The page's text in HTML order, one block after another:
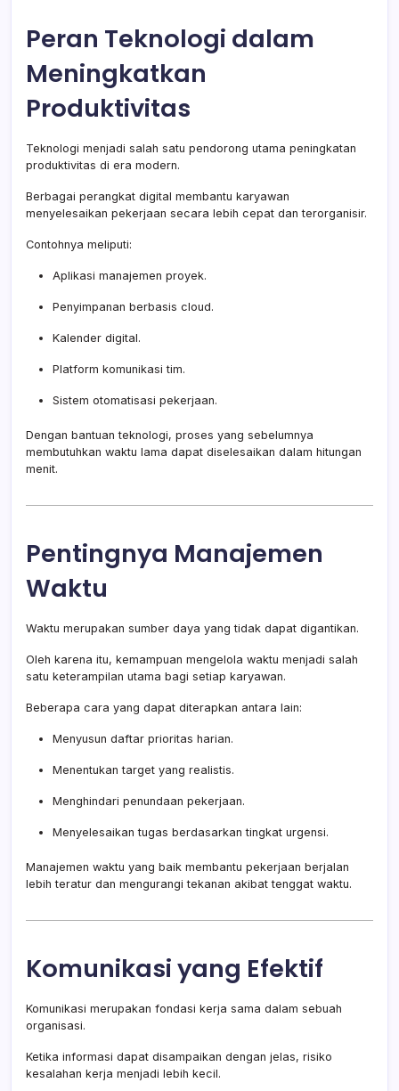
Peran Teknologi dalam
Meningkatkan
Produktivitas
Teknologi menjadi salah satu pendorong utama peningkatan
produktivitas di era modern.
Berbagai perangkat digital membantu karyawan
menyelesaikan pekerjaan secara lebih cepat dan terorganisir.
Contohnya meliputi:
Aplikasi manajemen proyek.
Penyimpanan berbasis cloud.
Kalender digital.
Platform komunikasi tim.
Sistem otomatisasi pekerjaan.
Dengan bantuan teknologi, proses yang sebelumnya
membutuhkan waktu lama dapat diselesaikan dalam hitungan
menit.
Pentingnya Manajemen
Waktu
Waktu merupakan sumber daya yang tidak dapat digantikan.
Oleh karena itu, kemampuan mengelola waktu menjadi salah
satu keterampilan utama bagi setiap karyawan.
Beberapa cara yang dapat diterapkan antara lain:
Menyusun daftar prioritas harian.
Menentukan target yang realistis.
Menghindari penundaan pekerjaan.
Menyelesaikan tugas berdasarkan tingkat urgensi.
Manajemen waktu yang baik membantu pekerjaan berjalan
lebih teratur dan mengurangi tekanan akibat tenggat waktu.
Komunikasi yang Efektif
Komunikasi merupakan fondasi kerja sama dalam sebuah
organisasi.
Ketika informasi dapat disampaikan dengan jelas, risiko
kesalahan kerja menjadi lebih kecil.